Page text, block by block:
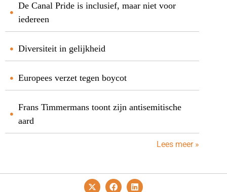
De Canal Pride is inclusief, maar niet voor
iedereen
Diversiteit in gelijkheid
Europees verzet tegen boycot
Frans Timmermans toont zijn antisemitische
aard
Lees meer »